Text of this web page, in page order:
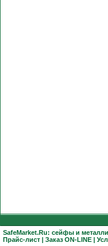
SafeMarket.Ru: сейфы и
Прайс-лист | Заказ ON-LINE |